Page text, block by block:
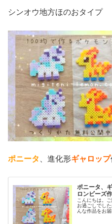
シンオウ地方ほのおタイプ
ポニータ 、進化形ギャロップ
ポニータ、
ロンビーズ
こんにちは。
お過ごしでし
んな作品をお